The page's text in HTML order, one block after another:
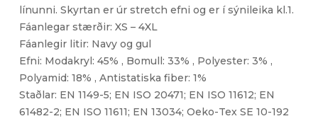
línunni. Skyrtan er úr stretch efni og er í sýnileika kl.1.
Fáanlegar stærðir: XS – 4XL
Fáanlegir litir: Navy og gul
Efni: Modakryl: 45% , Bomull: 33% , Polyester: 3% ,
Polyamid: 18% , Antistatiska fiber: 1%
Staðlar: EN 1149-5; EN ISO 20471; EN ISO 11612; EN
61482-2; EN ISO 11611; EN 13034; Oeko-Tex SE 10-192